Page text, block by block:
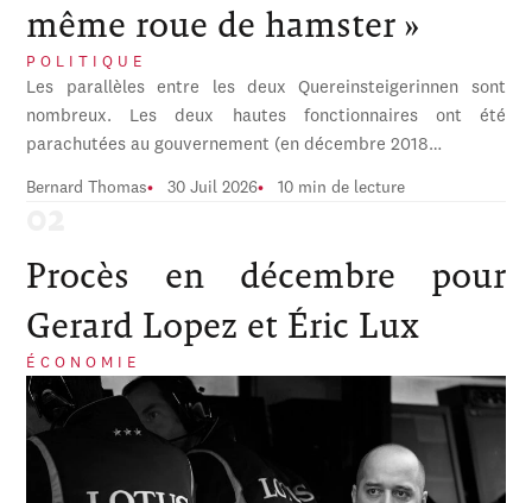
même roue de hamster »
POLITIQUE
Les parallèles entre les deux Quereinsteigerinnen sont
nombreux. Les deux hautes fonctionnaires ont été
parachutées au gouvernement (en décembre 2018…
Bernard Thomas 30 Juil 2026 10 min de lecture
Procès en décembre pour
Gerard Lopez et Éric Lux
ÉCONOMIE